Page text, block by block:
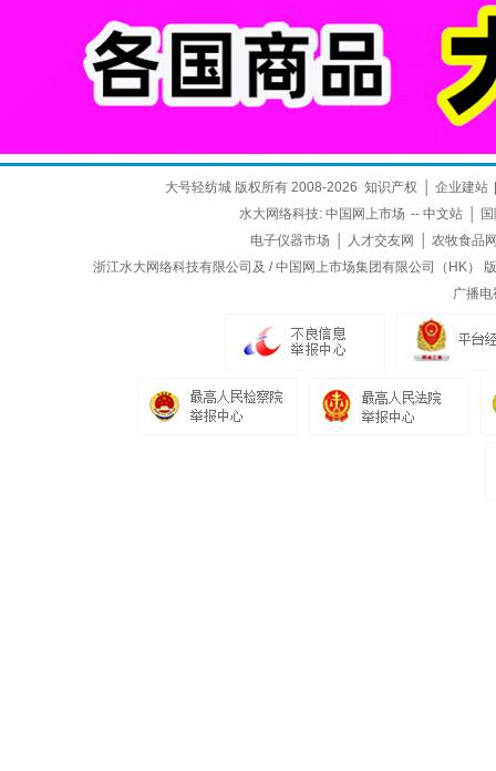
大号轻纺城 版权所有 2008-2026 知识产权 企业建站
水大网络科技: 中国网上市场 -- 中文站
电子仪器市场
人才交友网
农牧食品
浙江水大网络科技有限公司及 / 中国网上市场集团有限公司（HK）
广播